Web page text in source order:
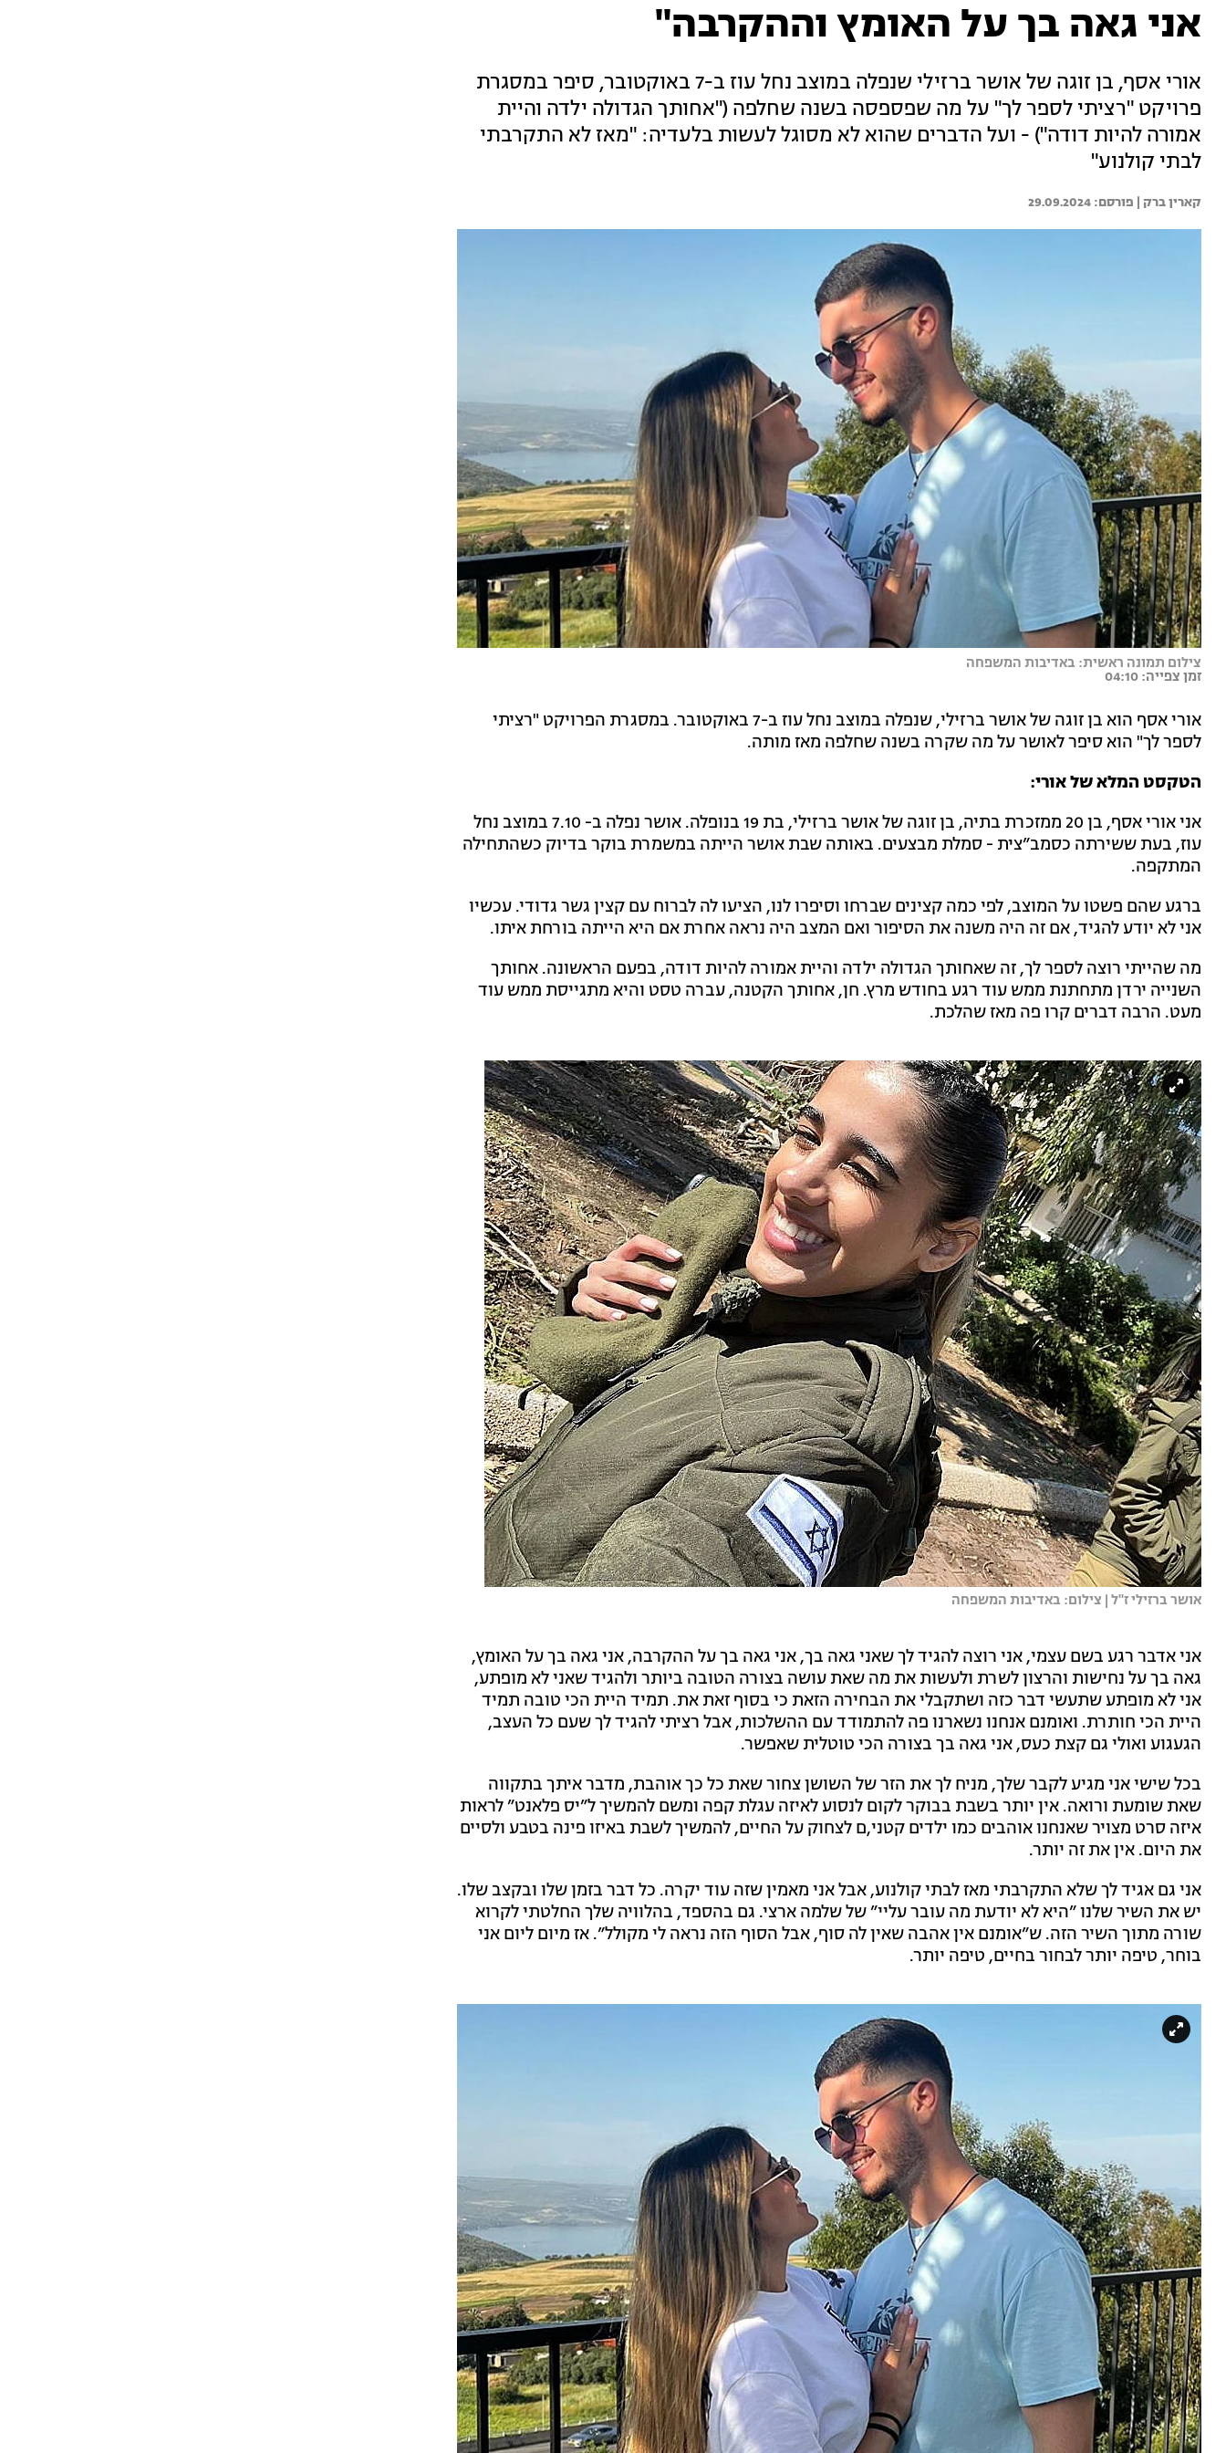
אני גאה בך על האומץ וההקרבה"
אורי אסף, בן זוגה של אושר ברזילי שנפלה במוצב נחל עוז ב-7 באוקטובר, סיפר במסגרת
פרויקט "רציתי לספר לך" על מה שפספסה בשנה שחלפה ("אחותך הגדולה ילדה והיית
אמורה להיות דודה") - ועל הדברים שהוא לא מסוגל לעשות בלעדיה: "מאז לא התקרבתי
לבתי קולנוע"
קארין ברק | 29.09.2024
צילום תמונה ראשית: באדיבות המשפחה
זמן צפייה: 04:10
אורי אסף הוא בן זוגה של אושר ברזילי, שנפלה במוצב נחל עוז ב-7 באוקטובר. במסגרת הפרויקט "רציתי
לספר לך" הוא סיפר לאושר על מה שקרה בשנה שחלפה מאז מותה.
הטקסט המלא של אורי:
אני אורי אסף, בן 20 ממזכרת בתיה, בן זוגה של אושר ברזילי, בת 19 בנופלה. אושר נפלה ב- 7.10 במוצב נחל
עוז, בעת ששירתה כסמב”צית - סמלת מבצעים. באותה שבת אושר הייתה במשמרת בוקר בדיוק כשהתחילה
המתקפה.
ברגע שהם פשטו על המוצב, לפי כמה קצינים שברחו וסיפרו לנו, הציעו לה לברוח עם קצין גשר גדודי. עכשיו
אני לא יודע להגיד, אם זה היה משנה את הסיפור ואם המצב היה נראה אחרת אם היא הייתה בורחת איתו.
מה שהייתי רוצה לספר לך, זה שאחותך הגדולה ילדה והיית אמורה להיות דודה, בפעם הראשונה. אחותך
השנייה ירדן מתחתנת ממש עוד רגע בחודש מרץ. חן, אחותך הקטנה, עברה טסט והיא מתגייסת ממש עוד
מעט. הרבה דברים קרו פה מאז שהלכת.
אושר ברזילי ז"ל | צילום: באדיבות המשפחה
אני אדבר רגע בשם עצמי, אני רוצה להגיד לך שאני גאה בך, אני גאה בך על ההקרבה, אני גאה בך על האומץ,
גאה בך על נחישות והרצון לשרת ולעשות את מה שאת עושה בצורה הטובה ביותר ולהגיד שאני לא מופתע,
אני לא מופתע שתעשי דבר כזה ושתקבלי את הבחירה הזאת כי בסוף זאת את. תמיד היית הכי טובה תמיד
היית הכי חותרת. ואומנם אנחנו נשארנו פה להתמודד עם ההשלכות, אבל רציתי להגיד לך שעם כל העצב,
הגעגוע ואולי גם קצת כעס, אני גאה בך בצורה הכי טוטלית שאפשר.
בכל שישי אני מגיע לקבר שלך, מניח לך את הזר של השושן צחור שאת כל כך אוהבת, מדבר איתך בתקווה
שאת שומעת ורואה. אין יותר בשבת בבוקר לקום לנסוע לאיזה עגלת קפה ומשם להמשיך ל”יס פלאנט” לראות
איזה סרט מצויר שאנחנו אוהבים כמו ילדים קטני,ם לצחוק על החיים, להמשיך לשבת באיזו פינה בטבע ולסיים
את היום. אין את זה יותר.
אני גם אגיד לך שלא התקרבתי מאז לבתי קולנוע, אבל אני מאמין שזה עוד יקרה. כל דבר בזמן שלו ובקצב שלו.
יש את השיר שלנו ”היא לא יודעת מה עובר עליי” של שלמה ארצי. גם בהספד, בהלוויה שלך החלטתי לקרוא
שורה מתוך השיר הזה. ש”אומנם אין אהבה שאין לה סוף, אבל הסוף הזה נראה לי מקולל”. אז מיום ליום אני
בוחר, טיפה יותר לבחור בחיים, טיפה יותר.